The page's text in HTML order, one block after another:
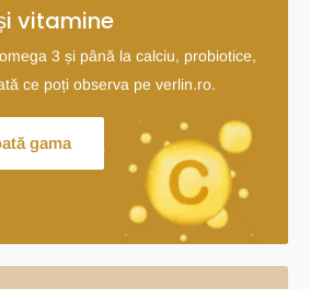
vitamine
3 și până la calciu, probiotice,
ce poți observa pe verlin.ro.
gama